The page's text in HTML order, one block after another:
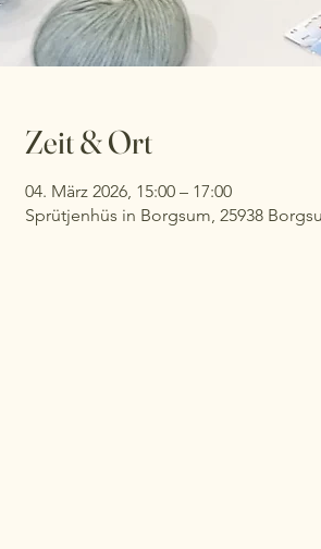
Zeit & Ort
04. März 2026, 15:00 – 17:00
Sprütjenhüs in Borgsum, 25938